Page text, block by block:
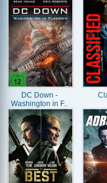
DC Down -
Washington in F..